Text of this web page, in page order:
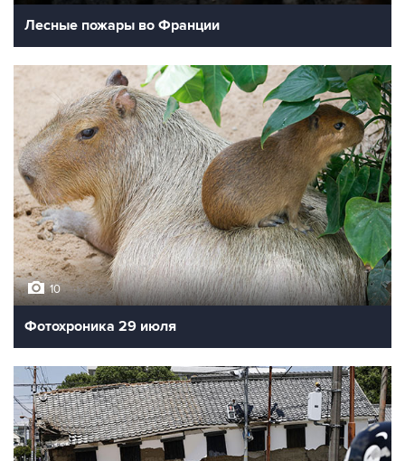
Лесные пожары во Франции
10
Фотохроника 29 июля